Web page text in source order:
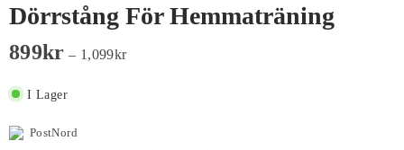
Dörrstång För Hemmaträning
899Kr – 1,099Kr
I Lager
PostNord